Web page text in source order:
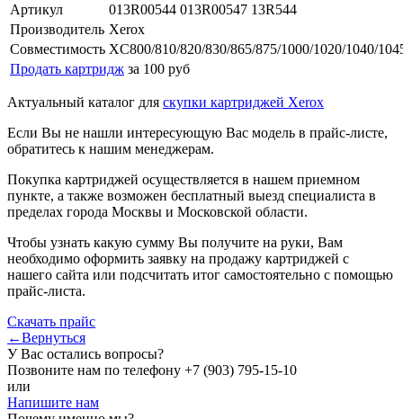
Артикул
013R00544 013R00547 13R544
Производитель Xerox
Совместимость XC800/810/820/830/865/875/1000/1020/1040/
Продать картридж за 100 руб
Актуальный каталог для скупки картриджей Xerox
Если Вы не нашли интересующую Вас модель в прайс-листе,
обратитесь к нашим менеджерам.
Покупка картриджей осуществляется в нашем приемном
пункте, а также возможен бесплатный выезд специалиста в
пределах города Москвы и Московской области.
Чтобы узнать какую сумму Вы получите на руки, Вам
необходимо оформить заявку на продажу картриджей с
нашего сайта или подсчитать итог самостоятельно с помощью
прайс-листа.
Скачать прайс
←Вернуться
У Вас остались вопросы?
Позвоните нам по телефону +7 (903) 795-15-10
или
Напишите нам